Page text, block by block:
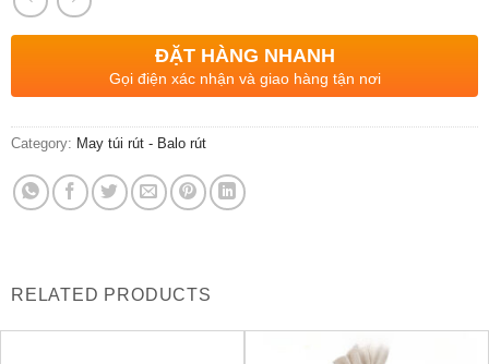
ĐẶT HÀNG NHANH
Gọi điện xác nhận và giao hàng tận nơi
Category: May túi rút - Balo rút
RELATED PRODUCTS